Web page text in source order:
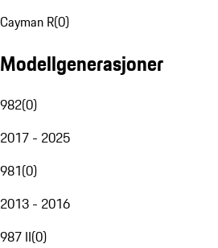
Cayman R(0)
Modellgenerasjoner
982(0)
2017 - 2025
981(0)
2013 - 2016
987 II(0)